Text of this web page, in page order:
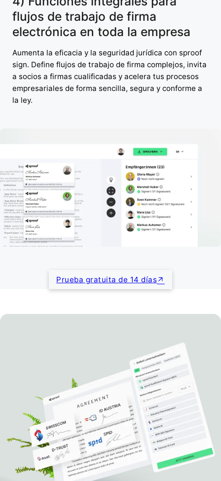
flujos de trabajo de firma
electrónica en toda la empresa
Aumenta la eficacia y la seguridad jurídica con sproof
sign. Define flujos de trabajo de firma complejos, invita
a socios a firmas cualificadas y acelera tus procesos
empresariales de forma sencilla, segura y conforme a
la ley.
Prueba gratuita de 14 días